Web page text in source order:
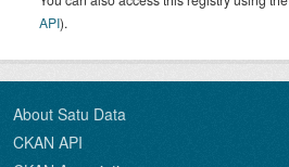
API).
About Satu Data
CKAN API